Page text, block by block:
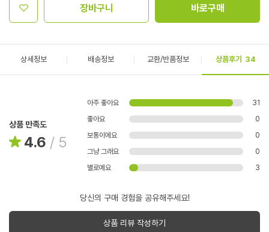
장바구니 바로구매
상세정보 배송정보 교환/반품정보 상품후기 34
상품 만족도
4.6 / 5
아주 좋아요
31
좋아요
0
보통이에요
0
그냥 그래요
0
별로예요
3
당신의 구매 경험을 공유해주세요!
상품 리뷰 작성하기